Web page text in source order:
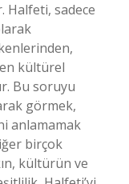
Halfeti, sadece
kültürel
Bu soruyu
görmek,
anlamamak
birçok
kültürün ve